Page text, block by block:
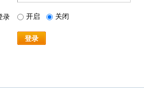
录 开启 关闭
登录